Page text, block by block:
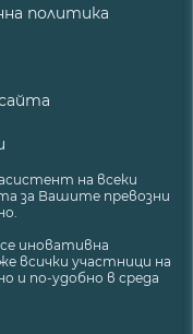
политика
на всеки
за Вашите превозни
иновативна
всички участници на
и по-удобно в среда